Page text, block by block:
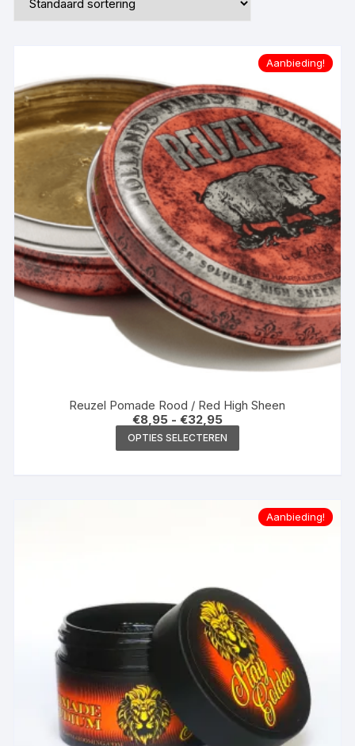
Aanbieding!
Reuzel Pomade Rood / Red High Sheen
€8,95 - €32,95Prijsklasse:
€8,95
tot
€32,95
OPTIES SELECTEREN
product
variaties.
Deze
worden
op
de
productpagina
Aanbieding!